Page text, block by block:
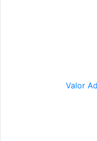
Valor